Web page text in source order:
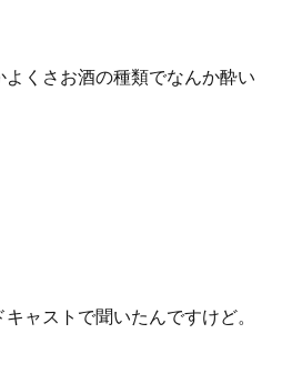
くさお酒の種類でなんか酔い
ャストで聞いたんですけど。